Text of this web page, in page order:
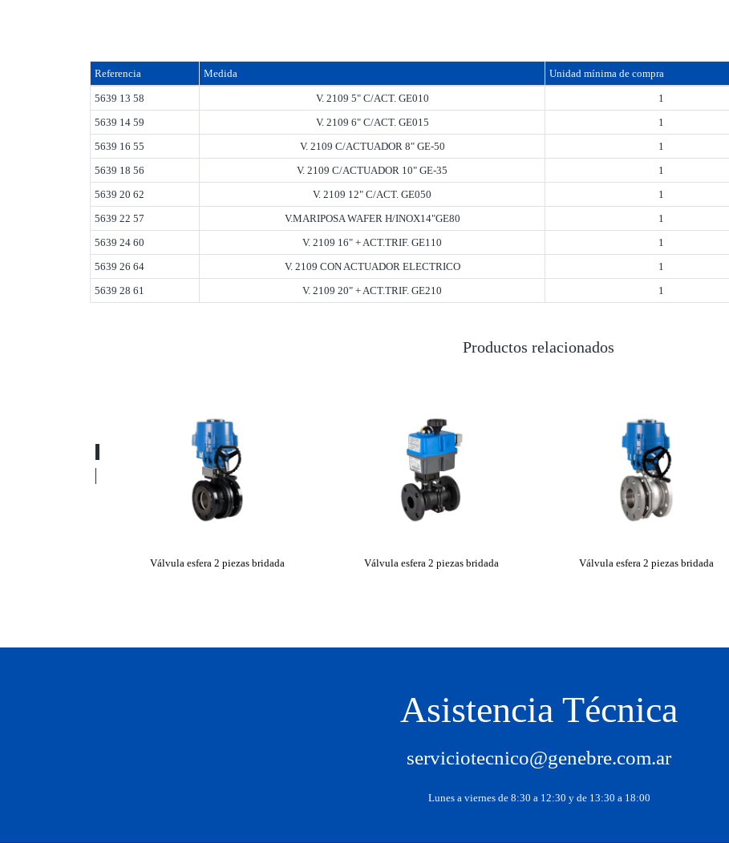
Referencia Medida Unidad mínima de compra
5639 13 58 V. 2109 5" C/ACT. GE010 1
5639 14 59
V. 2109 6" C/ACT. GE015 1
5639 16 55
V. 2109 C/ACTUADOR 8" GE-50 1
5639 18 56
V. 2109 C/ACTUADOR 10" GE-35 1
5639 20 62
V. 2109 12" C/ACT. GE050 1
5639 22 57
V.MARIPOSA WAFER H/INOX14"GE80 1
5639 24 60
V. 2109 16" + ACT.TRIF. GE110 1
5639 26 64
V. 2109 CON ACTUADOR ELECTRICO 1
5639 28 61
V. 2109 20" + ACT.TRIF. GE210 1
Productos relacionados
Válvula esfera 2 piezas bridada Válvula esfera 2 piezas bridada Válvula esfera 2 piezas bridada
Asistencia Técnica
serviciotecnico@genebre.com.ar
Lunes a viernes de 8:30 a 12:30 y de 13:30 a 18:00